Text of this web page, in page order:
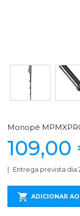
Monopé
109,00
Entrega prevista dia
ADICIONAR